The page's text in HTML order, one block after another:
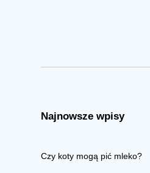
Najnowsze wpisy
Czy koty mogą pić mleko?